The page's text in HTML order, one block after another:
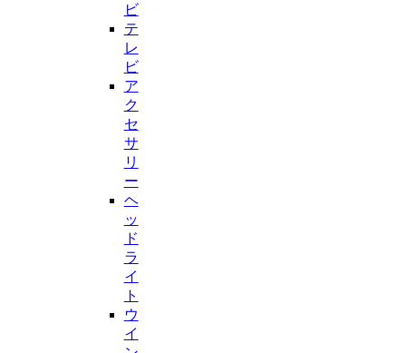
ビ
テ
レ
ビ
ア
ク
セ
サ
リ
ー
ヘ
ッ
ド
ラ
イ
ト
ウ
イ